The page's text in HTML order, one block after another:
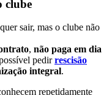
clube
sair, mas o clube não
, não paga em dia
pedirrescisão
integral.
repetidamente